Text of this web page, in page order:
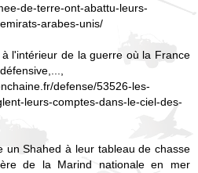
de-terre-ont-abattu-leurs-
arabes-unis/
l'intérieur de la guerre où la France
defense/53526-les-
leurs-comptes-dans-le-ciel-des-
un Shahed à leur tableau de chasse
de la Marind nationale en mer